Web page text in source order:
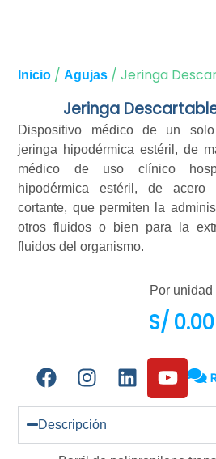
Inicio /Agujas / Jeringa
Jeringa
Dispositivo médico de un
jeringa hipodérmica estéril, de
médico de uso clínico
hipodérmica estéril, de acero
cortante, que permiten la
otros fluidos o bien para la
fluidos del organismo.
S/ 0.00
Por unidad
Descripción